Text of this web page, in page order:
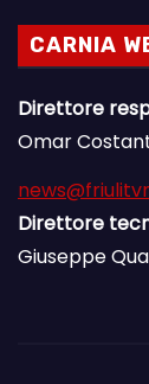
CARNIA
Direttore
Omar
Direttore
Giuseppe